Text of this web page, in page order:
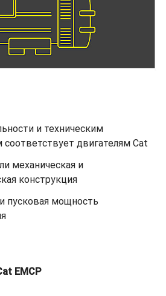
и техническим
соответствует двигателям Cat
механическая и
конструкция
пусковая мощность
EMCP